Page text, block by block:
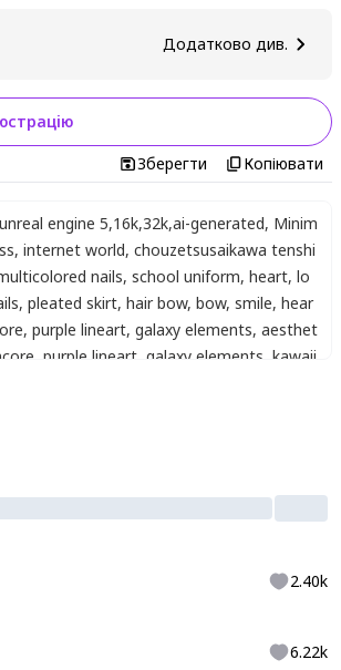
Додатково див.
Зберегти Копіювати
unreal engine 5,16k,32k,ai-generated, Minim
, internet world, chouzetsusaikawa tenshi
nails, school uniform, heart, lo
, pleated skirt, hair bow, bow, smile, hear
, purple lineart, galaxy elements, aesthet
purple lineart galaxy elements kawaii
2.40k
6.22k